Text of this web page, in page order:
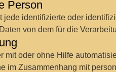
Person
jede identifizierte oder
von dem für die
mit oder ohne Hilfe
im Zusammenhang mit